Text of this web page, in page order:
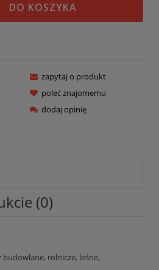
DO KOSZYKA
zapytaj o produkt
poleć znajomemu
dodaj opinię
(0)
rolnicze, leśne,